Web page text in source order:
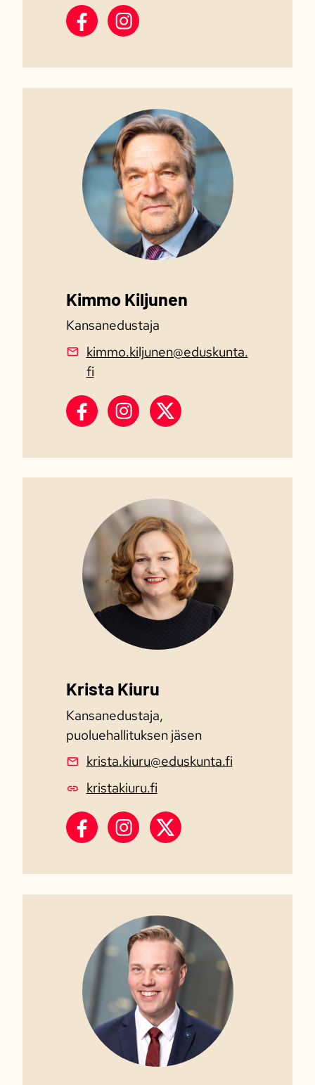
Kimmo Kiljunen
Kansanedustaja
kimmo.kiljunen@eduskunta.
fi
Kimmo Kiljunen Facebook
Kimmo Kiljunen Instagram
Kimmo Kiljunen X
Krista Kiuru
Kansanedustaja,
puoluehallituksen jäsen
krista.kiuru@eduskunta.fi
kristakiuru.fi
Krista Kiuru Facebook
Krista Kiuru Instagram
Krista Kiuru X